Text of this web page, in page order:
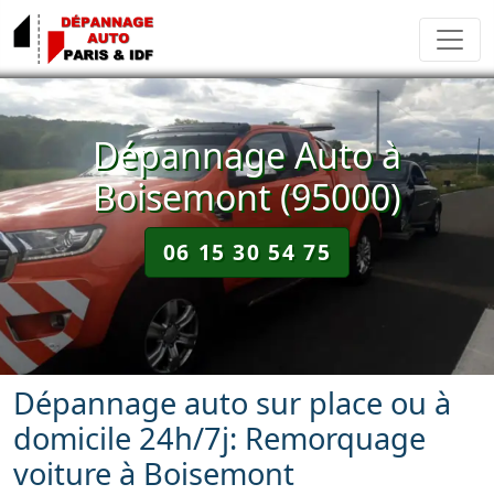
Dépannage Auto à
Boisemont (95000)
06 15 30 54 75
Dépannage auto sur place ou à
domicile 24h/7j: Remorquage
voiture à Boisemont